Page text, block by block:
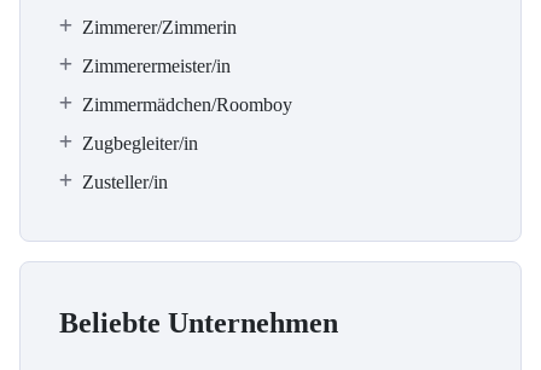
Zimmerer/Zimmerin
Zimmerermeister/in
Zimmermädchen/Roomboy
Zugbegleiter/in
Zusteller/in
Beliebte Unternehmen